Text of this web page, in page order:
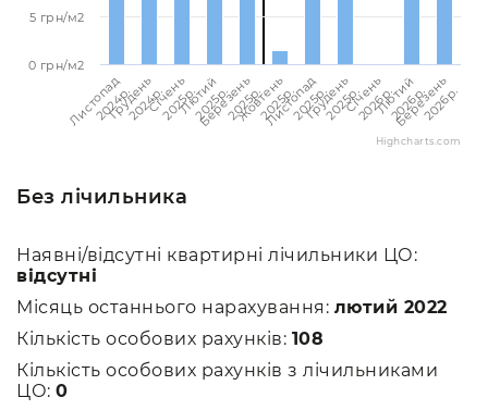
Листопад
2024p.
Грудень
2024p.Січень
2025p.Лютий
2025p.
Березень
2025p.
Жовтень
2025p.
Листопад
2025p.
Грудень
2025p.Січень
2026p.Лютий
2026p.
Березень
2026p.
0 грн/м2
5 грн/м2
Highcharts.com
Без лічильника
Наявні/відсутні квартирні лічильники ЦО:
відсутні
Місяць останнього нарахування: лютий 2022
Кількість особових рахунків: 108
Кількість особових рахунків з лічильниками
ЦО: 0